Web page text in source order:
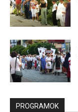
PROGRAMOK